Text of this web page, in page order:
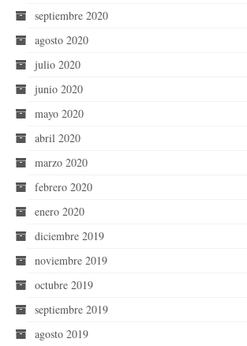
septiembre 2020
agosto 2020
julio 2020
junio 2020
mayo 2020
abril 2020
marzo 2020
febrero 2020
enero 2020
diciembre 2019
noviembre 2019
octubre 2019
septiembre 2019
agosto 2019